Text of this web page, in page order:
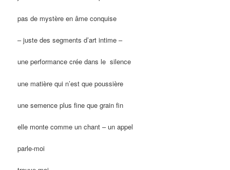
pas de mystère en âme conquise
– juste des segments d’art intime –
une performance crée dans le silence
une matière qui n’est que poussière
une semence plus fine que grain fin
elle monte comme un chant – un appel
parle-moi